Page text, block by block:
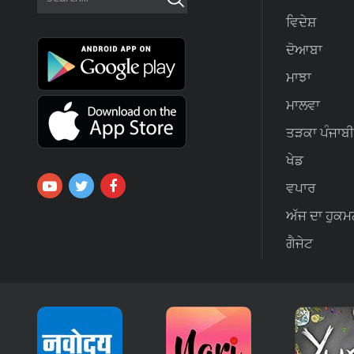
ਵਿਦੇਸ਼
ਦੋਆਬਾ
ਮਾਝਾ
ਮਾਲਵਾ
ਤੜਕਾ ਪੰਜਾਬੀ
ਖੇਡ
ਵਪਾਰ
ਅੱਜ ਦਾ
ਗੈਜੇਟ